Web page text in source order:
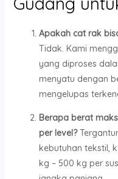
Apakah cat rak
Tidak. Kami
yang diproses
menyatu dengan
mengelupas
Berapa berat
per level?
kebutuhan tekstil,
kg – 500 kg per